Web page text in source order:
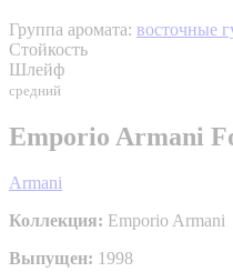
Группа аромата: восточные
Стойкость
Шлейф
средний
Emporio Armani
Armani
Коллекция: Emporio Armani
Выпущен: 1998